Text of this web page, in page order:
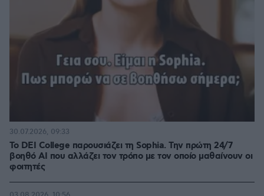
Το DEI College παρουσιάζει τη Sophia. Την πρώτη 24/7
βοηθό AI που αλλάζει τον τρόπο με τον οποίο μαθαίνουν οι
φοιτητές
30.07.2026, 09:33